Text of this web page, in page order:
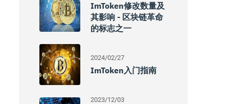
ImToken修改数量及
其影响 - 区块链革命
的标志之一
2024/02/27
ImToken入门指南
2023/12/03